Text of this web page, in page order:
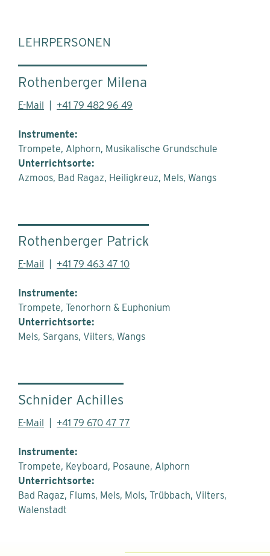
LEHRPERSONEN
Rothenberger Milena
E-Mail +41 79 482 96 49
Instrumente:
Trompete, Alphorn, Musikalische Grundschule
Unterrichtsorte:
Azmoos Bad Ragaz Heiligkreuz Mels Wangs
Rothenberger Patrick
E-Mail +41 79 463 47 10
Instrumente:
Trompete, Tenorhorn & Euphonium
Unterrichtsorte:
Mels Sargans Vilters Wangs
Schnider Achilles
E-Mail +41 79 670 47 77
Instrumente:
Trompete, Keyboard, Posaune, Alphorn
Unterrichtsorte:
Bad Ragaz Flums Mels Mols Trübbach Vilters
Walenstadt